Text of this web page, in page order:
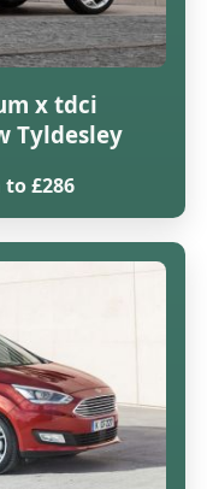
x tdci
Tyldesley
£286